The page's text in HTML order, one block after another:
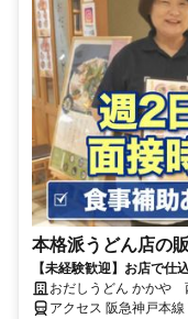
本格派うどん店の
【未経験歓迎】お店で
毎の申告制◆髪型・髪色
おだしうどん かかや
アクセス 阪急神戸本